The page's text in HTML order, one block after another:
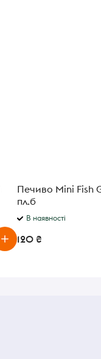
Печиво Mini Fish
пл.б
В наявності
120 ₴